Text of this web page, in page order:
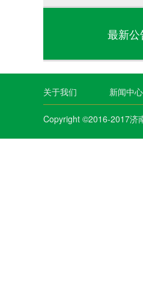
最新公
关于我们 新闻中心
Copyright ©2016-2017